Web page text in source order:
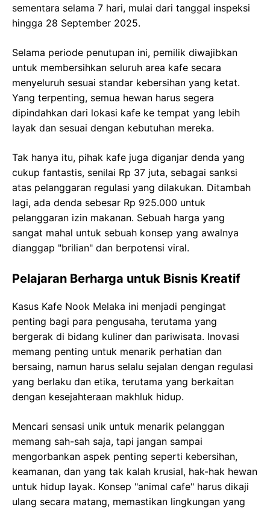
sementara selama 7 hari, mulai dari tanggal inspeksi
hingga 28 September 2025.
Selama periode penutupan ini, pemilik diwajibkan
untuk membersihkan seluruh area kafe secara
menyeluruh sesuai standar kebersihan yang ketat.
Yang terpenting, semua hewan harus segera
dipindahkan dari lokasi kafe ke tempat yang lebih
layak dan sesuai dengan kebutuhan mereka.
Tak hanya itu, pihak kafe juga diganjar denda yang
cukup fantastis, senilai Rp 37 juta, sebagai sanksi
atas pelanggaran regulasi yang dilakukan. Ditambah
lagi, ada denda sebesar Rp 925.000 untuk
pelanggaran izin makanan. Sebuah harga yang
sangat mahal untuk sebuah konsep yang awalnya
dianggap "brilian" dan berpotensi viral.
Pelajaran Berharga untuk Bisnis Kreatif
Kasus Kafe Nook Melaka ini menjadi pengingat
penting bagi para pengusaha, terutama yang
bergerak di bidang kuliner dan pariwisata. Inovasi
memang penting untuk menarik perhatian dan
bersaing, namun harus selalu sejalan dengan regulasi
yang berlaku dan etika, terutama yang berkaitan
dengan kesejahteraan makhluk hidup.
Mencari sensasi unik untuk menarik pelanggan
memang sah-sah saja, tapi jangan sampai
mengorbankan aspek penting seperti kebersihan,
keamanan, dan yang tak kalah krusial, hak-hak hewan
untuk hidup layak. Konsep "animal cafe" harus dikaji
ulang secara matang, memastikan lingkungan yang